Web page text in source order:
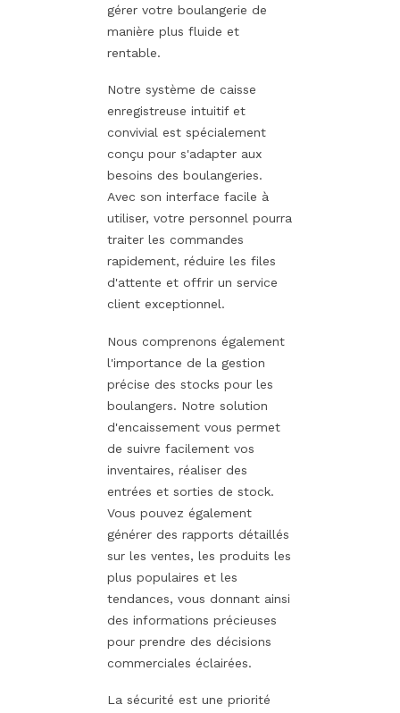
gérer votre boulangerie de
manière plus fluide et
rentable.
Notre système de caisse
enregistreuse intuitif et
convivial est spécialement
conçu pour s'adapter aux
besoins des boulangeries.
Avec son interface facile à
utiliser, votre personnel pourra
traiter les commandes
rapidement, réduire les files
d'attente et offrir un service
client exceptionnel.
Nous comprenons également
l'importance de la gestion
précise des stocks pour les
boulangers. Notre solution
d'encaissement vous permet
de suivre facilement vos
inventaires, réaliser des
entrées et sorties de stock.
Vous pouvez également
générer des rapports détaillés
sur les ventes, les produits les
plus populaires et les
tendances, vous donnant ainsi
des informations précieuses
pour prendre des décisions
commerciales éclairées.
La sécurité est une priorité